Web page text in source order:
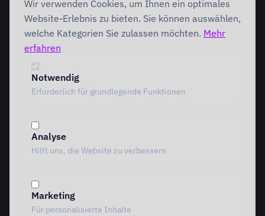
Förderung
INTERVENTION
AI Intervention
AI Governance
Foundation
Performing
Branchenlösungen
Special Governance
AI Canvas
TRIARDIS-Methode
KI-Werkstatt
Wir verwenden Cookies, um Ihnen ein optimales
Website-Erlebnis zu bieten. Sie können auswählen,
welche Kategorien Sie zulassen möchten. Mehr
erfahren
Notwendig
Erforderlich für grundlegende Funktionen
Analyse
Hilft uns, die Website zu verbessern
Marketing
Für personalisierte Inhalte